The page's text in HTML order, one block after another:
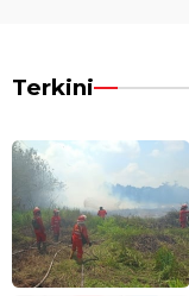
Terkini